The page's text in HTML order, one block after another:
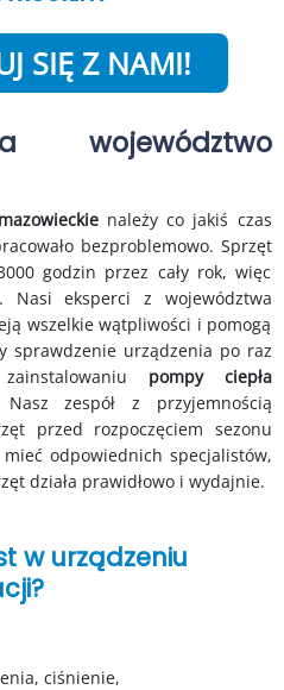
SIĘ Z NAMI!
województwo
należy co jakiś czas
bezproblemowo. Sprzęt
godzin przez cały rok, więc
Nasi eksperci z województwa
wszelkie wątpliwości i pomogą
sprawdzenie urządzenia po raz
pompy ciepła
zespół z przyjemnością
przed rozpoczęciem sezonu
odpowiednich specjalistów,
działa prawidłowo i wydajnie.
w urządzeniu
ciśnienie,